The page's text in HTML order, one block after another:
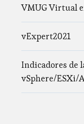
VMUG Virtual
vExpert2021
Indicadores de
vSphere/ESXi/